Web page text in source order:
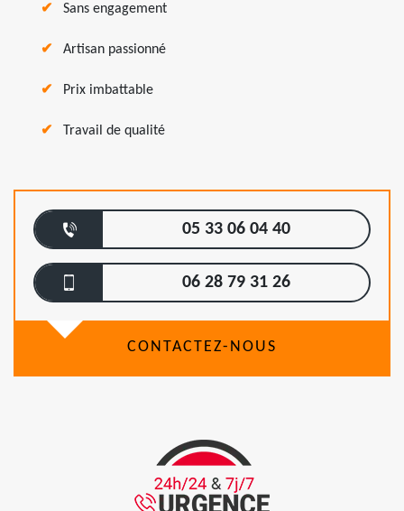
Sans engagement
Artisan passionné
Prix imbattable
Travail de qualité
05 33 06 04 40
06 28 79 31 26
CONTACTEZ-NOUS